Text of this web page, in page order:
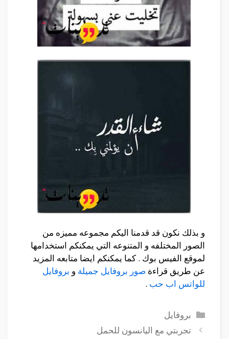
و بذلك نكون قد قدمنا اليكم مجموعه مميزه من
الصور المختلفه و المتنوعه التي يمكنكم استخدامها
لموقع الفيس بوك . كما يمكنكم ايضا متابعه المزيد
عن طريق قراءة صور بروفايل جميلة و بروفايل
للواتس اب حب .
التصنيفات
بروفايل
تجربتي مع اليانسون للحمل